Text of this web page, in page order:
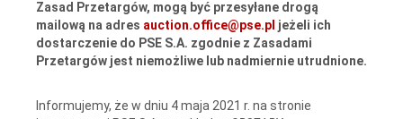
Zasad Przetargów, mogą być przesyłane drogą
mailową na adres auction.office@pse.pl jeżeli ich
dostarczenie do PSE S.A. zgodnie z Zasadami
Przetargów jest niemożliwe lub nadmiernie utrudnione.
Informujemy, że w dniu 4 maja 2021 r. na stronie